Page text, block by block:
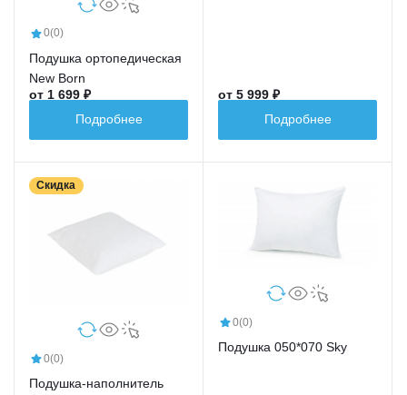
0(0)
Подушка ортопедическая
New Born
от 1 699 ₽
Подробнее
от 5 999 ₽
Подробнее
Скидка
0(0)
Подушка-наполнитель
0(0)
Подушка 050*070 Sky